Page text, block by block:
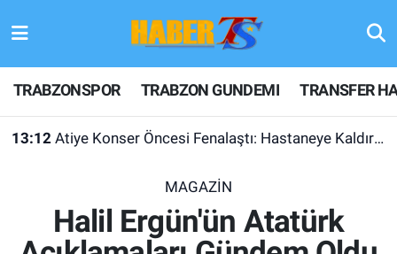
TRABZONSPOR TRABZON GUNDEMI TRANSFER
13:12 Atiye Konser Öncesi Fenalaştı: Hastaneye Kaldırıldı
MAGAZİN
Halil Ergün'ün Atatürk
TRABZONSPOR
TRABZON GUNDEMI
KULİS MEYDANI
Hava Durumu
Trafik Durumu
Son Dakika Haberleri